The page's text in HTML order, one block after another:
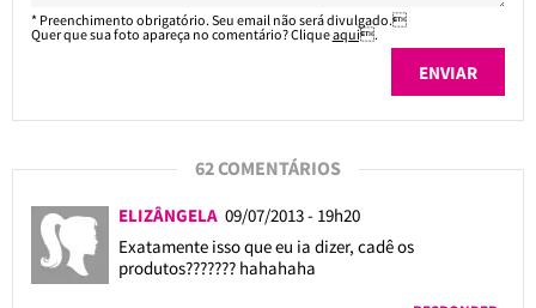
* Preenchimento obrigatório. Seu email não será divulgado.
Quer que sua foto apareça no comentário? Cliqueaqui.
62 COMENTÁRIOS
ELIZÂNGELA 09/07/2013 - 19h20
Exatamente isso que eu ia dizer, cadê os
produtos??????? hahahaha